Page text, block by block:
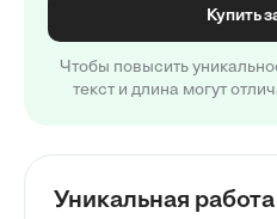
Купить
Чтобы повысить
текст и длина могут
Уникальная